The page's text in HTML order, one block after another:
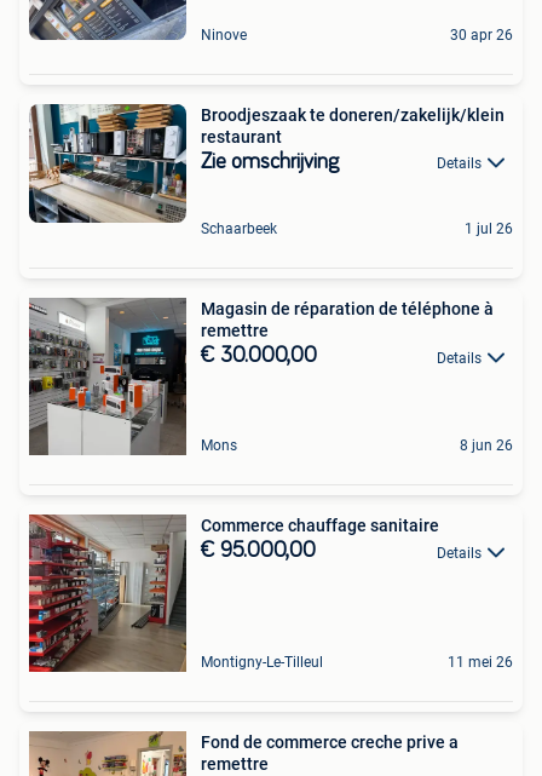
Ninove 30 apr 26
Broodjeszaak te doneren/zakelijk/klein
restaurant
Zie omschrijving Details
Schaarbeek 1 jul 26
Magasin de réparation de téléphone à
remettre
€ 30.000,00 Details
Mons 8 jun 26
Commerce chauffage sanitaire
€ 95.000,00 Details
Montigny-Le-Tilleul 11 mei 26
Fond de commerce creche prive a
remettre